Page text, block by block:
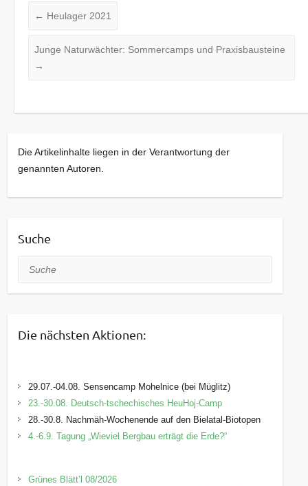
← Heulager 2021
Junge Naturwächter: Sommercamps und Praxisbausteine
→
Die Artikelinhalte liegen in der Verantwortung der
genannten Autoren.
Suche
Suche
Die nächsten Aktionen:
29.07.-04.08. Sensencamp Mohelnice (bei Müglitz)
23.-30.08. Deutsch-tschechisches HeuHoj-Camp
28.-30.8. Nachmäh-Wochenende auf den Bielatal-Biotopen
4.-6.9. Tagung „Wieviel Bergbau erträgt die Erde?“
Grünes Blätt’l 08/2026